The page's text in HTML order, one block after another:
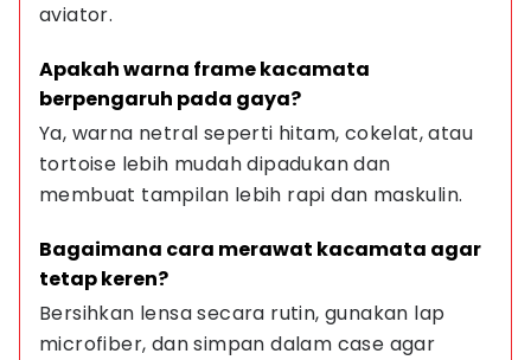
aviator.
Apakah warna frame kacamata
berpengaruh pada gaya?
Ya, warna netral seperti hitam, cokelat, atau
tortoise lebih mudah dipadukan dan
membuat tampilan lebih rapi dan maskulin.
Bagaimana cara merawat kacamata agar
tetap keren?
Bersihkan lensa secara rutin, gunakan lap
microfiber, dan simpan dalam case agar